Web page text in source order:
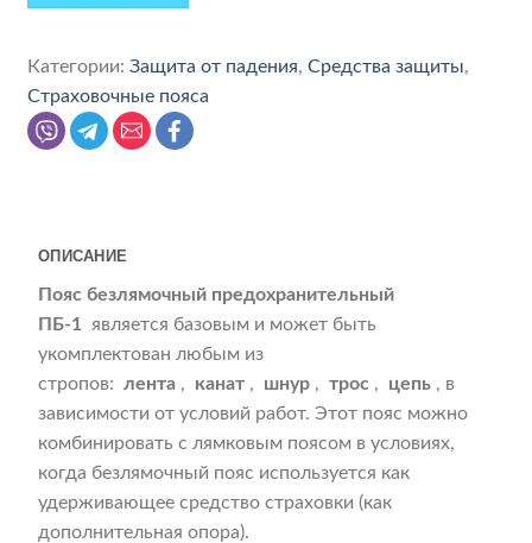
Категории:Защита от падения,Средства защиты,
Страховочные пояса
ОПИСАНИЕ
Пояс безлямочный предохранительный
ПБ-1 является базовым и может быть
укомплектован любым из
стропов:лента , канат , шнур ,трос , цепь , в
зависимости от условий работ. Этот пояс можно
комбинировать с лямковым поясом в условиях,
когда безлямочный пояс используется как
удерживающее средство страховки (как
дополнительная опора).